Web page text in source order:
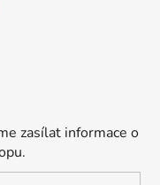
zasílat informace o